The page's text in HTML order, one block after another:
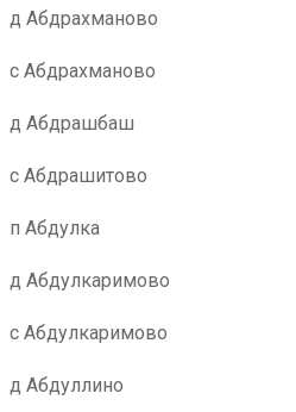
д Абдрахманово
с Абдрахманово
д Абдрашбаш
с Абдрашитово
п Абдулка
д Абдулкаримово
с Абдулкаримово
д Абдуллино